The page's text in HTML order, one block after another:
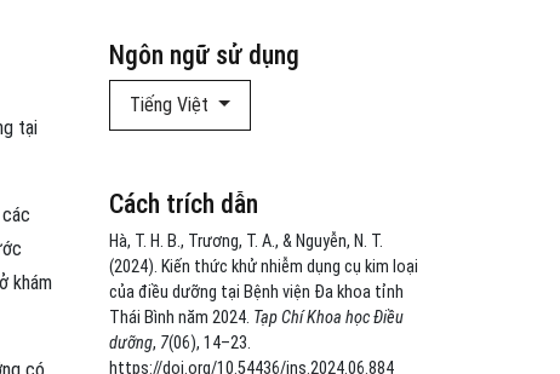
Ngôn ngữ sử dụng
Tiếng Việt
Cách trích dẫn
Hà, T. H. B., Trương, T. A., & Nguyễn, N. T.
(2024). Kiến thức khử nhiễm dụng cụ kim loại
của điều dưỡng tại Bệnh viện Đa khoa tỉnh
Thái Bình năm 2024. Tạp Chí Khoa học Điều
dưỡng, 7(06), 14–23.
https://doi.org/10.54436/jns.2024.06.884
tại
khám